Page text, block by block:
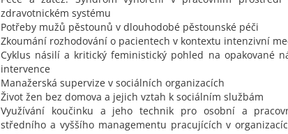
zdravotnickém systému
Potřeby mužů pěstounů v dlouhodobé pěstounské péči
Zkoumání rozhodování o pacientech v kontextu intenzivní
Cyklus násilí a kritický feministický pohled na opakované
intervence
Manažerská supervize v sociálních organizacích
Život žen bez domova a jejich vztah k sociálním službám
Využívání koučinku a jeho technik pro osobní a
středního a vyššího managementu pracujících v